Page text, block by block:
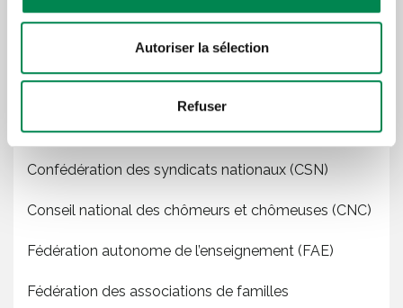
Autoriser la sélection
Refuser
Centre international de solidarité ouvrière (CISO)
Confédération des organismes de personnes
handicapées du Québec (COPHAN)
Confédération des syndicats nationaux (CSN)
Conseil national des chômeurs et chômeuses (CNC)
Fédération autonome de l’enseignement (FAE)
Fédération des associations de familles